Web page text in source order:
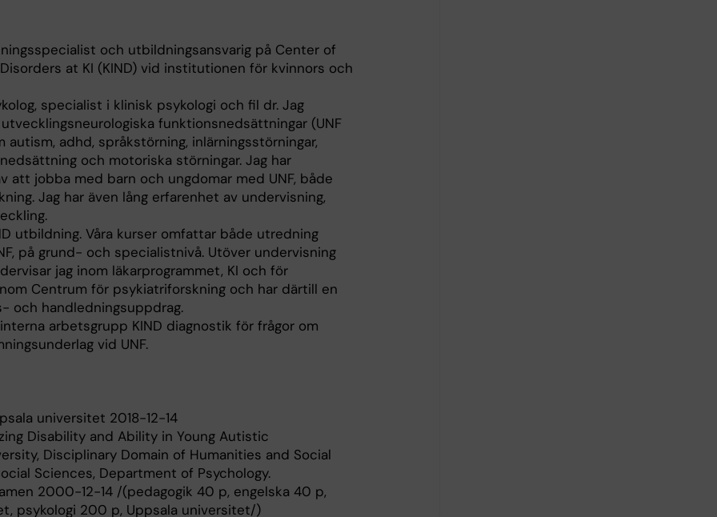
och utbildningsansvarig på Center of
at KI (KIND) vid institutionen för kvinnors och
specialist i klinisk psykologi och fil dr. Jag
funktionsnedsättningar (UNF
autism, adhd, språkstörning, inlärningsstörningar,
och motoriska störningar. Jag har
att jobba med barn och ungdomar med UNF, både
Jag har även lång erfarenhet av undervisning,
utbildning. Våra kurser omfattar både utredning
på grund- och specialistnivå. Utöver undervisning
jag inom läkarprogrammet, KI och för
Centrum för psykiatriforskning och har därtill en
och handledningsuppdrag.
arbetsgrupp KIND diagnostik för frågor om
vid UNF.
universitet 2018-12-14
Disability and Ability in Young Autistic
Disciplinary Domain of Humanities and Social
Sciences, Department of Psychology.
2000-12-14 /(pedagogik 40 p, engelska 40 p,
psykologi 200 p, Uppsala universitet/)